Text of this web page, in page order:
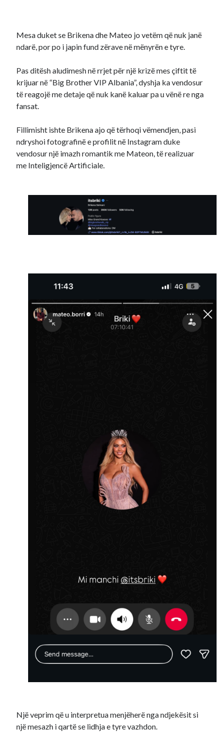
Mesa duket se Brikena dhe Mateo jo vetëm që nuk janë
ndarë, por po i japin fund zërave në mënyrën e tyre.
Pas ditësh aludimesh në rrjet për një krizë mes çiftit të
krijuar në “Big Brother VIP Albania”, dyshja ka vendosur
të reagojë me detaje që nuk kanë kaluar pa u vënë re nga
fansat.
Fillimisht ishte Brikena ajo që tërhoqi vëmendjen, pasi
ndryshoi fotografinë e profilit në Instagram duke
vendosur një imazh romantik me Mateon, të realizuar
me Inteligjencë Artificiale.
Një veprim që u interpretua menjëherë nga ndjekësit si
një mesazh i qartë se lidhja e tyre vazhdon.